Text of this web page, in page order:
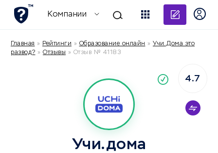
Компании
Главная » Рейтинги » Образование онлайн » Учи.Дома это
развод? » Отзывы » Отзыв № 41183
Учи.дома
4.7